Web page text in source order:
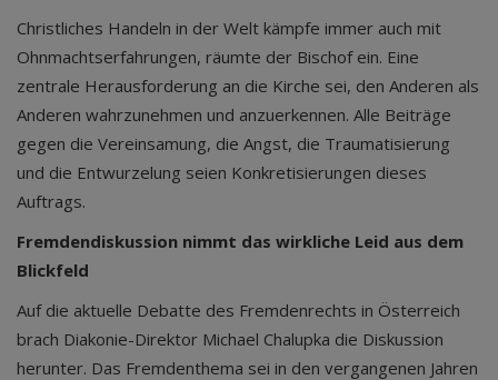
Christliches Handeln in der Welt kämpfe immer auch mit
Ohnmachtserfahrungen, räumte der Bischof ein. Eine
zentrale Herausforderung an die Kirche sei, den Anderen als
Anderen wahrzunehmen und anzuerkennen. Alle Beiträge
gegen die Vereinsamung, die Angst, die Traumatisierung
und die Entwurzelung seien Konkretisierungen dieses
Auftrags.
Fremdendiskussion nimmt das wirkliche Leid aus dem
Blickfeld
Auf die aktuelle Debatte des Fremdenrechts in Österreich
brach Diakonie-Direktor Michael Chalupka die Diskussion
herunter. Das Fremdenthema sei in den vergangenen Jahren